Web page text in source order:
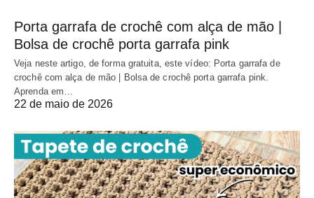
Porta garrafa de crochê com alça de mão |
Bolsa de crochê porta garrafa pink
Veja neste artigo, de forma gratuita, este vídeo: Porta garrafa de
crochê com alça de mão | Bolsa de crochê porta garrafa pink.
Aprenda em…
22 de maio de 2026